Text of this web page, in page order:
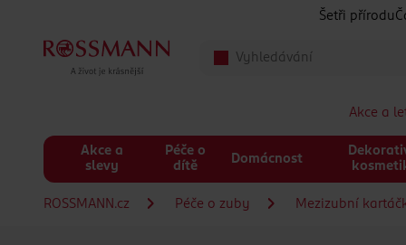
Šetři přírodu
Akce a
Akce a
slevy
Péče o
dítě
Domácnost
ROSSMANN.cz Péče o zuby Mezizubní